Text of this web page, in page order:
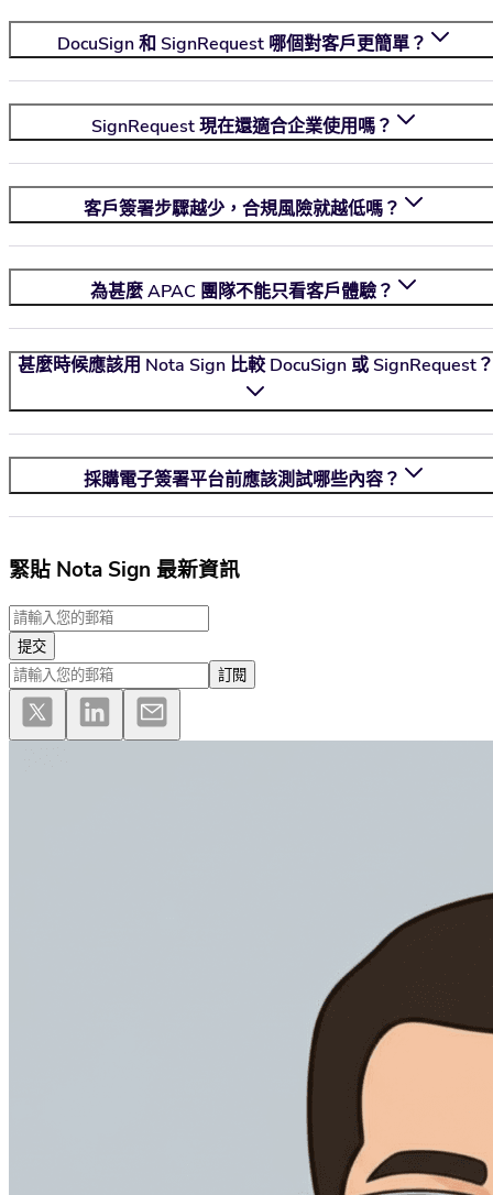
DocuSign 和 SignRequest 哪個對客戶更簡單？
SignRequest 現在還適合企業使用嗎？
客戶簽署步驟越少，合規風險就越低嗎？
為甚麼 APAC 團隊不能只看客戶體驗？
甚麼時候應該用 Nota Sign比較 DocuSign 或 SignRequest？
採購電子簽署平台前應該測試哪些內容？
緊貼 Nota Sign 最新資訊
提交
訂閱